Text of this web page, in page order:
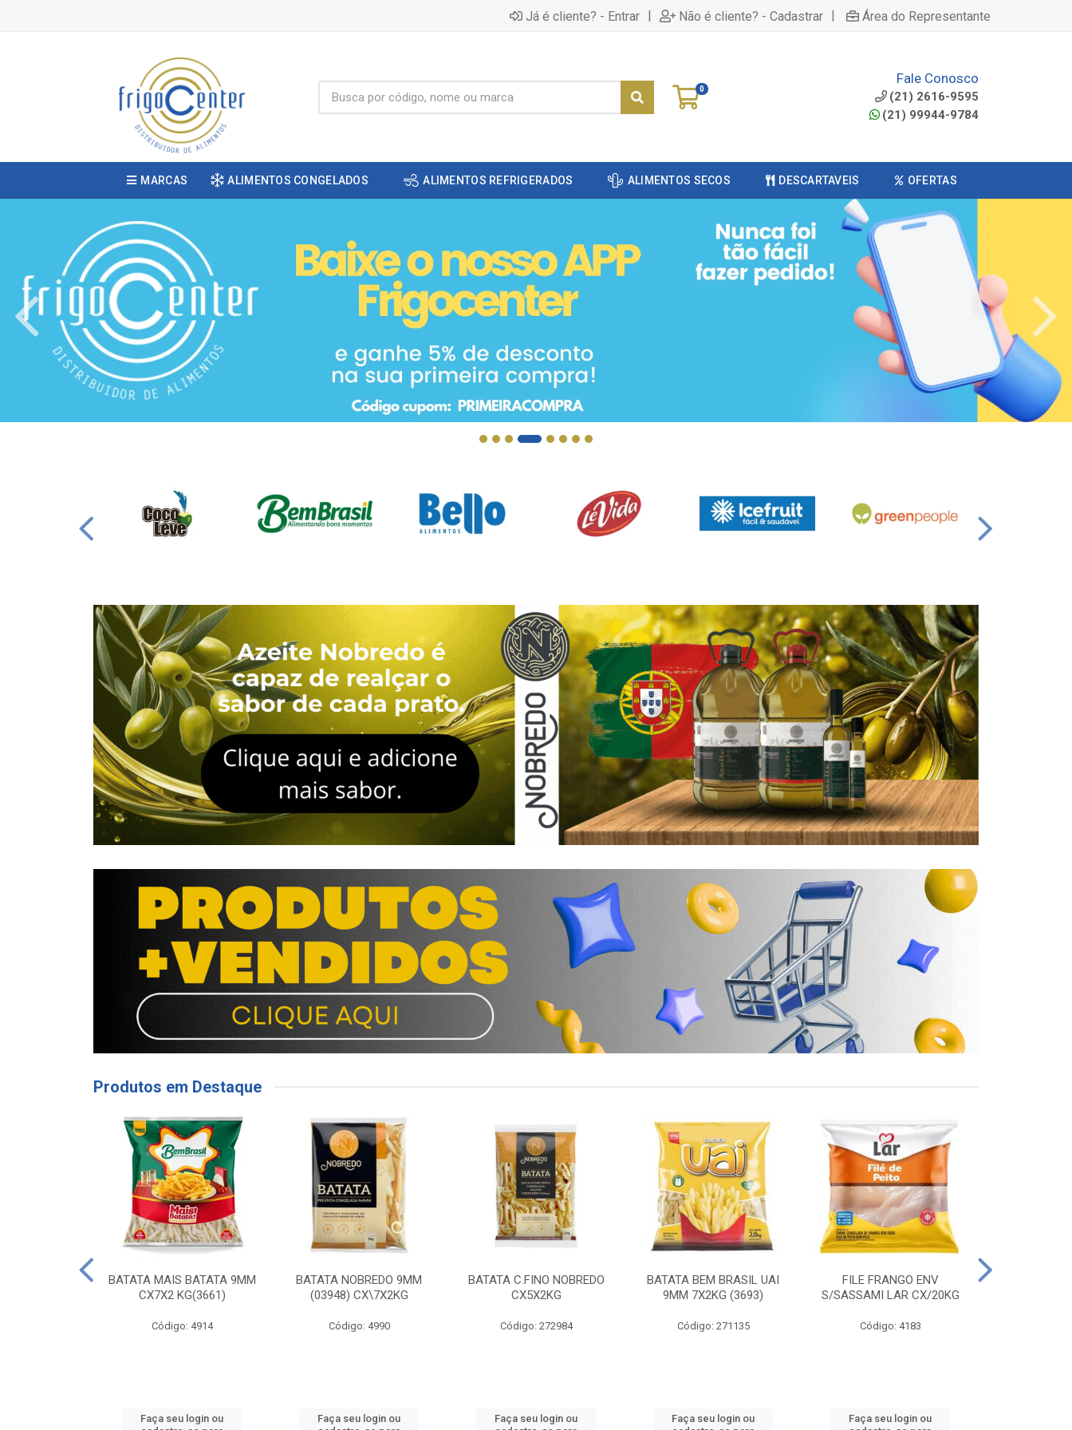
Já é cliente? - Entrar | Não é cliente? - Cadastrar | Área do Representante
0
Fale Conosco
(21) 2616-9595
(21) 99944-9784
MARCAS ALIMENTOS CONGELADOS ALIMENTOS REFRIGERADOS ALIMENTOS SECOS DESCARTAVEIS OFERTAS
Produtos em Destaque
BATATA MAIS BATATA 9MM
CX7X2 KG(3661)
Código: 4914
Faça seu login ou
BATATA NOBREDO 9MM
(03948) CX\7X2KG
Código: 4990
Faça seu login ou
BATATA C.FINO NOBREDO
CX5X2KG
Código: 272984
Faça seu login ou
BATATA BEM BRASIL UAI
9MM 7X2KG (3693)
Código: 271135
Faça seu login ou
FILE FRANGO ENV
S/SASSAMI LAR CX/20KG
Código: 4183
Faça seu login ou